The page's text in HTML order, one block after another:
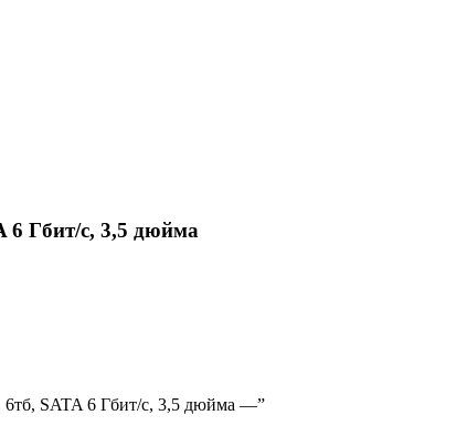
6 Гбит/с, 3,5 дюйма
6тб, SATA 6 Гбит/с, 3,5 дюйма —”